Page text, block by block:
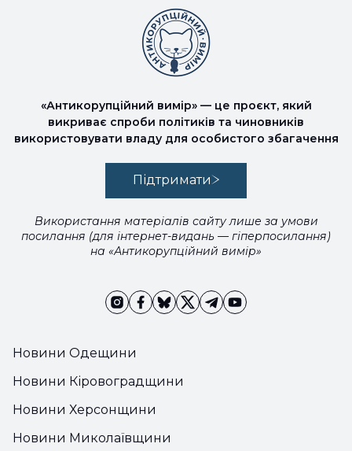
Новини Одещини
Новини Кіровоградщини
Новини Херсонщини
Новини Миколаївщини
«Антикорупційний вимір» — це проєкт, який
викриває спроби політиків та чиновників
використовувати владу для особистого збагачення
Підтримати
Використання матеріалів сайту лише за умови
посилання (для інтернет-видань — гіперпосилання)
на «Антикорупційний вимір»